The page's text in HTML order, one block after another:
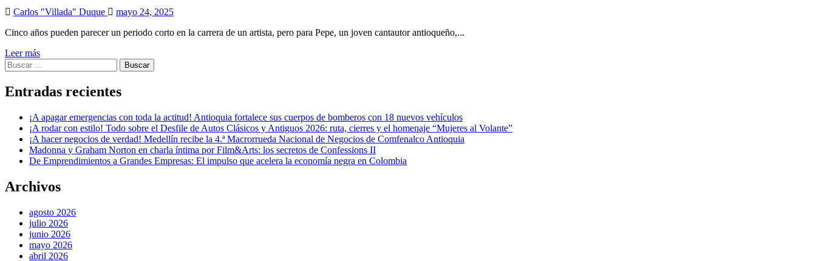
Carlos "Villada" Duque
mayo 24, 2025
Cinco años pueden parecer un periodo corto en la carrera de un artista, pero para Pepe, un joven cantautor antioqueño,...
Leer más
Buscar:
Entradas recientes
¡A apagar emergencias con toda la actitud! Antioquia fortalece sus cuerpos de bomberos con 18 nuevos vehículos
¡A rodar con estilo! Todo sobre el Desfile de Autos Clásicos y Antiguos 2026: ruta, cierres y el homenaje “Mujeres al Volante”
¡A hacer negocios de verdad! Medellín recibe la 4.ª Macrorrueda Nacional de Negocios de Comfenalco Antioquia
Madonna y Graham Norton en charla íntima por Film&Arts: los secretos de Confessions II
De Emprendimientos a Grandes Empresas: El impulso que acelera la economía negra en Colombia
Archivos
agosto 2026
julio 2026
junio 2026
mayo 2026
abril 2026